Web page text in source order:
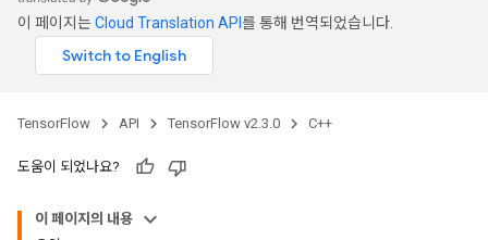
이 페이지는Cloud Translation API 를 통해 번역되었습니다.
TensorFlow API TensorFlow v2.3.0 C++
도움이 되었나요?
이 페이지의 내용